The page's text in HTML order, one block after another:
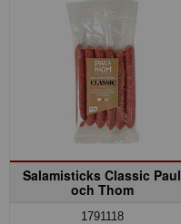
Salamisticks Classic Paul
och Thom
1791118